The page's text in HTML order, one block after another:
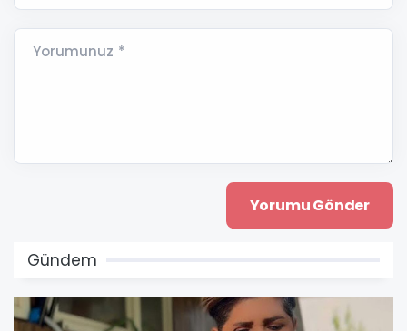
Yorumunuz *
Gündem